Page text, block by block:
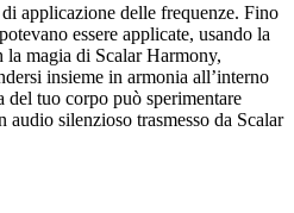
applicazione delle frequenze. Fino
essere applicate, usando la
magia di Scalar Harmony,
insieme in armonia all’interno
del tuo corpo può sperimentare
audio silenzioso trasmesso da Scalar